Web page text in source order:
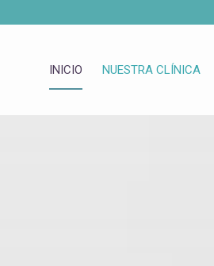
INICIO NUESTRA CLÍNICA